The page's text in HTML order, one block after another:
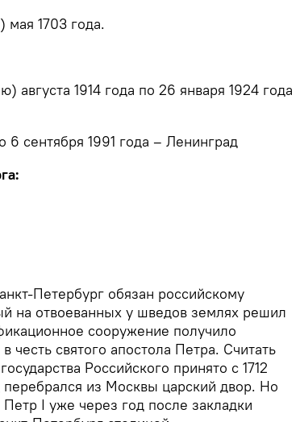
мая 1703 года.
августа 1914 года по 26 января 1924 года
6 сентября 1991 года – Ленинград
Петербург обязан российскому
на отвоеванных у шведов землях решил
сооружение получило
честь святого апостола Петра. Считать
Российского принято с 1712
из Москвы царский двор. Но
I уже через год после закладки